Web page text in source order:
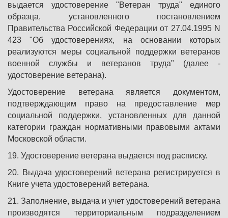
выдается удостоверение "Ветеран труда" единого
образца, установленного постановлением
Правительства Российской Федерации от 27.04.1995 N
423 "Об удостоверениях, на основании которых
реализуются меры социальной поддержки ветеранов
военной службы и ветеранов труда" (далее -
удостоверение ветерана).
Удостоверение ветерана является документом,
подтверждающим право на предоставление мер
социальной поддержки, установленных для данной
категории граждан нормативными правовыми актами
Московской области.
19. Удостоверение ветерана выдается под расписку.
20. Выдача удостоверений ветерана регистрируется в
Книге учета удостоверений ветерана.
21. Заполнение, выдача и учет удостоверений ветерана
производятся территориальным подразделением